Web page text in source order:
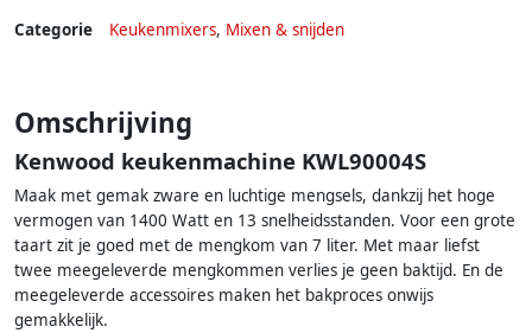
Categorie Keukenmixers, Mixen & snijden
Omschrijving
Kenwood keukenmachine KWL90004S
Maak met gemak zware en luchtige mengsels, dankzij het hoge
vermogen van 1400 Watt en 13 snelheidsstanden. Voor een grote
taart zit je goed met de mengkom van 7 liter. Met maar liefst
twee meegeleverde mengkommen verlies je geen baktijd. En de
meegeleverde accessoires maken het bakproces onwijs
gemakkelijk.